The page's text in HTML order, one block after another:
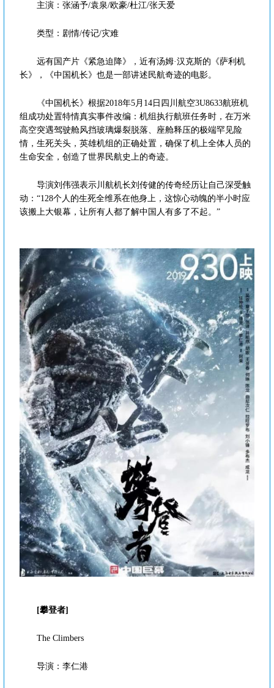
主演：张涵予/袁泉/欧豪/杜江/张天爱
类型：剧情/传记/灾难
远有国产片《紧急迫降》，近有汤姆·汉克斯的《萨利机
长》，《中国机长》也是一部讲述民航奇迹的电影。
《中国机长》根据2018年5月14日四川航空3U8633航班机
组成功处置特情真实事件改编：机组执行航班任务时，在万米
高空突遇驾驶舱风挡玻璃爆裂脱落、座舱释压的极端罕见险
情，生死关头，英雄机组的正确处置，确保了机上全体人员的
生命安全，创造了世界民航史上的奇迹。
导演刘伟强表示川航机长刘传健的传奇经历让自己深受触
动：“128个人的生死全维系在他身上，这惊心动魄的半小时应
该搬上大银幕，让所有人都了解中国人有多了不起。”
[攀登者]
The Climbers
导演：李仁港